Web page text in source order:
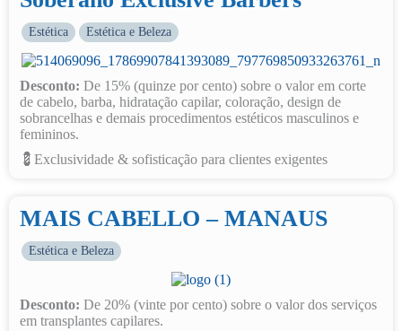
Estética Estética e Beleza
Desconto: De 15% (quinze por cento) sobre o valor em corte
de cabelo, barba, hidratação capilar, coloração, design de
sobrancelhas e demais procedimentos estéticos masculinos e
femininos.
💈Exclusividade & sofisticação para clientes exigentes
MAIS CABELLO – MANAUS
Estética e Beleza
Desconto: De 20% (vinte por cento) sobre o valor dos serviços
em transplantes capilares.